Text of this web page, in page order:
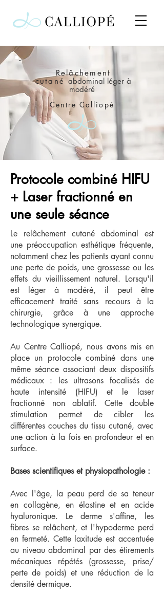
Relâchement
cutanéabdominal léger à
modéré
Centre Calliopé
Protocole combiné HIFU
+ Laser fractionné en
une seule séance
Le relâchement cutané abdominal est
une préoccupation esthétique fréquente,
notamment chez les patients ayant connu
une perte de poids, une grossesse ou les
effets du vieillissement naturel. Lorsqu'il
est léger à modéré, il peut être
efficacement traité sans recours à la
chirurgie, grâce à une approche
technologique synergique.
Au Centre Calliopé, nous avons mis en
place un protocole combiné dans une
même séance associant deux dispositifs
médicaux : les ultrasons focalisés de
haute intensité (HIFU) et le laser
fractionné non ablatif. Cette double
stimulation permet de cibler les
différentes couches du tissu cutané, avec
une action à la fois en profondeur et en
surface.
Bases scientifiques et physiopathologie :
Avec l'âge, la peau perd de sa teneur
en collagène, en élastine et en acide
hyaluronique. Le derme s'affine, les
fibres se relâchent, et l'hypoderme perd
en fermeté. Cette laxitude est accentuée
au niveau abdominal par des étirements
mécaniques répétés (grossesse, prise/
perte de poids) et une réduction de la
densité dermique.